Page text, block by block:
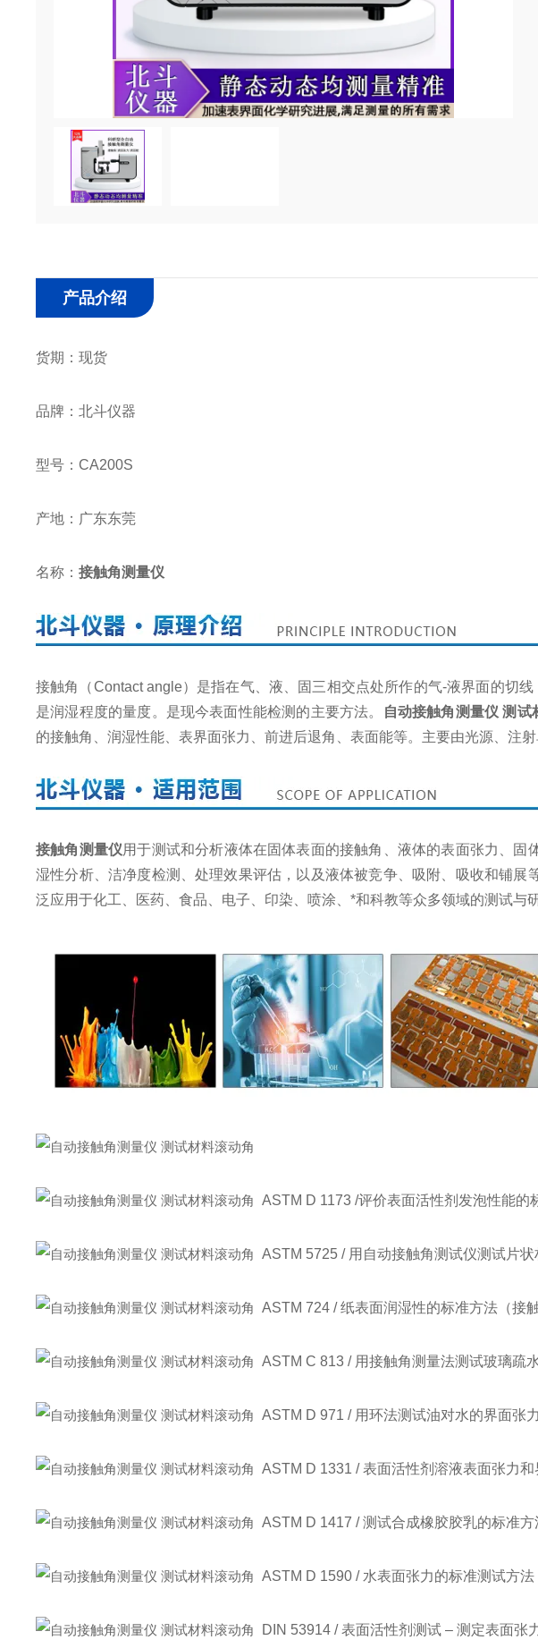
产品介绍
货期：现货
品牌：北斗仪器
型号：CA200S
产地：广东东莞
名称： 接触角测量仪
接触角（Contact angle）是指在气、液、固三相交点处所作的气-液界面的切
是润湿程度的量度。是现今表面性能检测的主要方法。
自动接触角测量仪 测试
的接触角、润湿性能、表界面张力、前进后退角、表面能等。主要由光源、注
接触角测量仪用于测试和分析液体在固体表面的接触角、液体的表面张力、固
湿性分析、洁净度检测、处理效果评估，以及液体被竞争、吸附、吸收和铺展
泛应用于化工、医药、食品、电子、印染、喷涂、*和科教等众多领域的测试与研
ASTM D 1173 /评价表面活性剂发泡性能的
ASTM 5725 / 用自动接触角测试仪测试片
ASTM 724 / 纸表面润湿性的标准方法（接触
ASTM C 813 / 用接触角测量法测试玻璃疏
ASTM D 971 / 用环法测试油对水的界面张
ASTM D 1331 / 表面活性剂溶液表面张力
ASTM D 1417 / 测试合成橡胶胶乳的标准方
ASTM D 1590 / 水表面张力的标准测试方法
DIN 53914 / 表面活性剂测试 – 测定表面张